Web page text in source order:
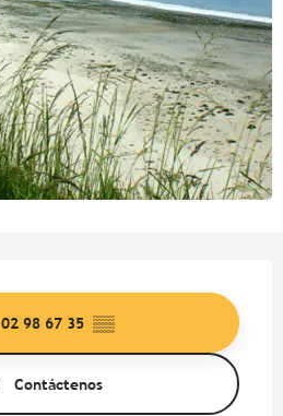
02 98 67 35 ▒▒
Contáctenos